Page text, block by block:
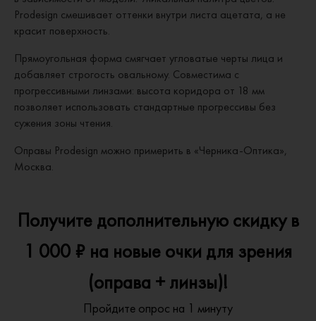
Prodesign смешивает оттенки внутри листа ацетата, а не
красит поверхность.
Прямоугольная форма смягчает угловатые черты лица и
добавляет строгость овальному. Совместима с
прогрессивными линзами: высота коридора от 18 мм
позволяет использовать стандартные прогрессивы без
сужения зоны чтения.
Оправы Prodesign можно примерить в «Черника-Оптика»,
Москва.
Получите дополнительную скидку в
1 000 ₽ на новые очки для зрения
(оправа + линзы)!
Пройдите опрос на 1 минуту